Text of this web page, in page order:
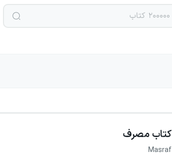
کتاب مصرف
Masraf